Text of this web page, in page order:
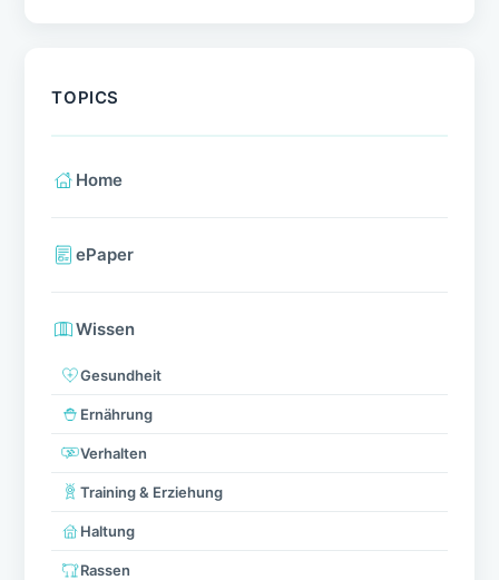
TOPICS
Home
ePaper
Wissen
Gesundheit
Ernährung
Verhalten
Training & Erziehung
Haltung
Rassen